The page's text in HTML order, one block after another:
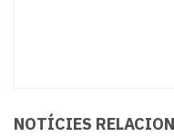
NOTÍCIES